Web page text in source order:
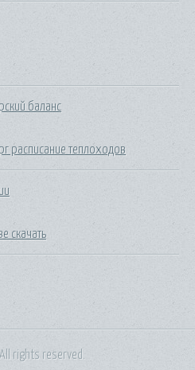
баланс
расписание теплоходов
скачать
rights reserved.